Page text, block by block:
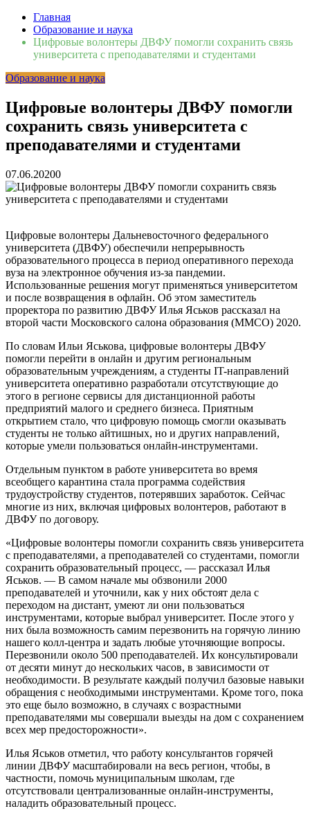
Главная
Образование и наука
Цифровые волонтеры ДВФУ помогли сохранить связь
университета с преподавателями и студентами
Образование и наука
Цифровые волонтеры ДВФУ помогли
сохранить связь университета с
преподавателями и студентами
07.06.20200
Цифровые волонтеры Дальневосточного федерального
университета (ДВФУ) обеспечили непрерывность
образовательного процесса в период оперативного перехода
вуза на электронное обучения из-за пандемии.
Использованные решения могут применяться университетом
и после возвращения в офлайн. Об этом заместитель
проректора по развитию ДВФУ Илья Яськов рассказал на
второй части Московского салона образования (ММСО) 2020.
По словам Ильи Яськова, цифровые волонтеры ДВФУ
помогли перейти в онлайн и другим региональным
образовательным учреждениям, а студенты IT-направлений
университета оперативно разработали отсутствующие до
этого в регионе сервисы для дистанционной работы
предприятий малого и среднего бизнеса. Приятным
открытием стало, что цифровую помощь смогли оказывать
студенты не только айтишных, но и других направлений,
которые умели пользоваться онлайн-инструментами.
Отдельным пунктом в работе университета во время
всеобщего карантина стала программа содействия
трудоустройству студентов, потерявших заработок. Сейчас
многие из них, включая цифровых волонтеров, работают в
ДВФУ по договору.
«Цифровые волонтеры помогли сохранить связь университета
с преподавателями, а преподавателей со студентами, помогли
сохранить образовательный процесс, — рассказал Илья
Яськов. — В самом начале мы обзвонили 2000
преподавателей и уточнили, как у них обстоят дела с
переходом на дистант, умеют ли они пользоваться
инструментами, которые выбрал университет. После этого у
них была возможность самим перезвонить на горячую линию
нашего колл-центра и задать любые уточняющие вопросы.
Перезвонили около 500 преподавателей. Их консультировали
от десяти минут до нескольких часов, в зависимости от
необходимости. В результате каждый получил базовые навыки
обращения с необходимыми инструментами. Кроме того, пока
это еще было возможно, в случаях с возрастными
преподавателями мы совершали выезды на дом с сохранением
всех мер предосторожности».
Илья Яськов отметил, что работу консультантов горячей
линии ДВФУ масштабировали на весь регион, чтобы, в
частности, помочь муниципальным школам, где
отсутствовали централизованные онлайн-инструменты,
наладить образовательный процесс.